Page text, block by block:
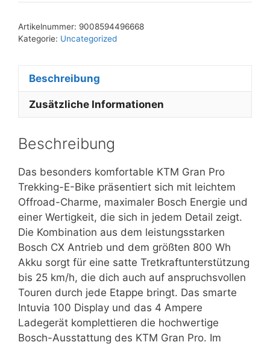
Artikelnummer: 9008594496668
Kategorie: Uncategorized
Beschreibung
Zusätzliche Informationen
Beschreibung
Das besonders komfortable KTM Gran Pro
Trekking-E-Bike präsentiert sich mit leichtem
Offroad-Charme, maximaler Bosch Energie und
einer Wertigkeit, die sich in jedem Detail zeigt.
Die Kombination aus dem leistungsstarken
Bosch CX Antrieb und dem größten 800 Wh
Akku sorgt für eine satte Tretkraftunterstützung
bis 25 km/h, die dich auch auf anspruchsvollen
Touren durch jede Etappe bringt. Das smarte
Intuvia 100 Display und das 4 Ampere
Ladegerät komplettieren die hochwertige
Bosch-Ausstattung des KTM Gran Pro. Im